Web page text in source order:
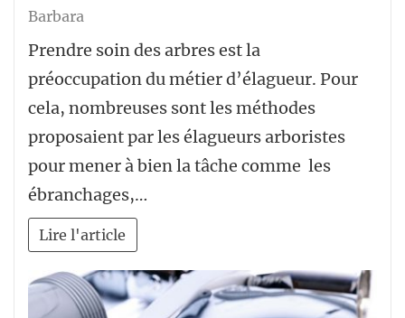
Barbara
Prendre soin des arbres est la
préoccupation du métier d’élagueur. Pour
cela, nombreuses sont les méthodes
proposaient par les élagueurs arboristes
pour mener à bien la tâche comme les
ébranchages,…
Lire l'article